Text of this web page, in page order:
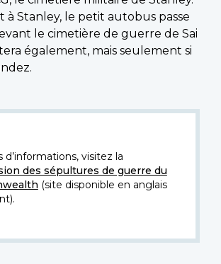
à Stanley, le petit autobus passe
le cimetière de guerre de Sai
également, mais seulement si
d’informations, visitez la
des sépultures de guerre du
(site disponible en anglais